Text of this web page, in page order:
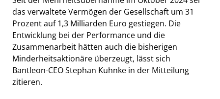
das verwaltete Vermögen der Gesellschaft um 31
Prozent auf 1,3 Milliarden Euro gestiegen. Die
Entwicklung bei der Performance und die
Zusammenarbeit hätten auch die bisherigen
Minderheitsaktionäre überzeugt, lässt sich
Bantleon-CEO Stephan Kuhnke in der Mitteilung
zitieren.